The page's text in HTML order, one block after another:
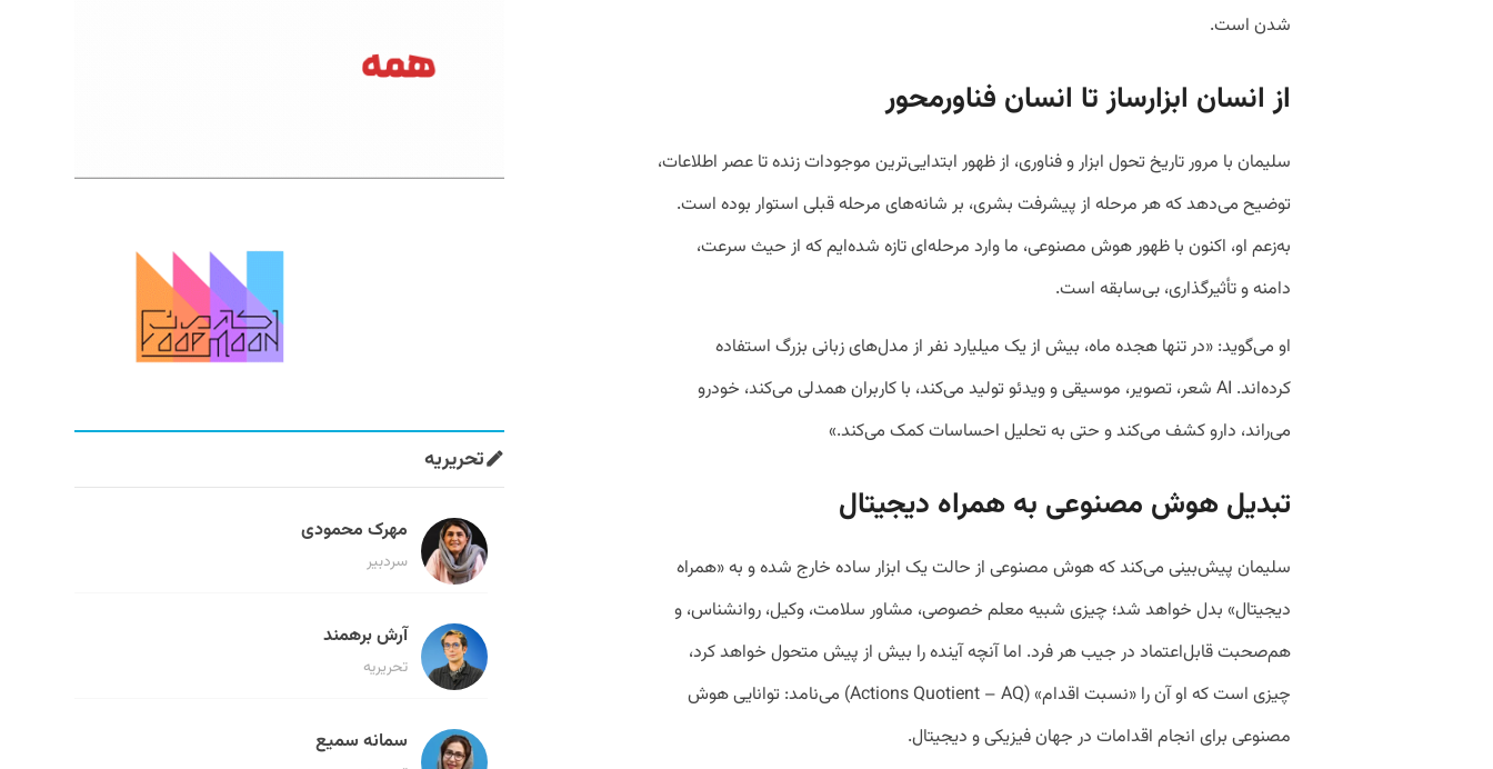
شدن است.
از انسان ابزارساز تا انسان فناورمحور
سلیمان با مرور تاریخ تحول ابزار و فناوری، از ظهور ابتدایی‌ترین موجودات زنده تا عصر اطلاعات،
توضیح می‌دهد که هر مرحله از پیشرفت بشری، بر شانه‌های مرحله قبلی استوار بوده است.
به‌زعم او، اکنون با ظهور هوش مصنوعی، ما وارد مرحله‌ای تازه شده‌ایم که از حیث سرعت،
دامنه و تأثیرگذاری، بی‌سابقه است.
او می‌گوید: «در تنها هجده ماه، بیش از یک میلیارد نفر از مدل‌های زبانی بزرگ استفاده
کرده‌اند. AI شعر، تصویر، موسیقی و ویدئو تولید می‌کند، با کاربران همدلی می‌کند، خودرو
می‌راند، دارو کشف می‌کند و حتی به تحلیل احساسات کمک می‌کند.»
تبدیل هوش مصنوعی به همراه دیجیتال
سلیمان پیش‌بینی می‌کند که هوش مصنوعی از حالت یک ابزار ساده خارج شده و به «همراه
دیجیتال» بدل خواهد شد؛ چیزی شبیه معلم خصوصی، مشاور سلامت، وکیل، روانشناس، و
هم‌صحبت قابل‌اعتماد در جیب هر فرد. اما آنچه آینده را بیش از پیش متحول خواهد کرد،
چیزی است که او آن را «نسبت اقدام» (Actions Quotient – AQ) می‌نامد: توانایی هوش
مصنوعی برای انجام اقدامات در جهان فیزیکی و دیجیتال.
تحریریه
مهرک محمودی
سردبیر
آرش برهمند
تحریریه
سمانه سمیع